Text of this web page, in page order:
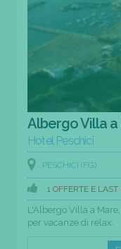
Albergo Villa
Hotel Peschici
PESCHICI (FG)
1 OFFERTE E
L'Albergo Villa a
per vacanze di relax.